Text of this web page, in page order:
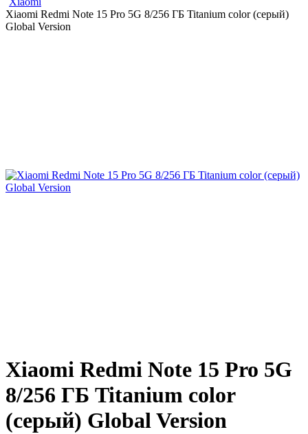
Xiaomi Redmi Note 15 Pro 5G 8/256 ГБ Titanium color (серый)
Global Version
Xiaomi Redmi Note 15 Pro 5G
8/256 ГБ Titanium color
(серый) Global Version